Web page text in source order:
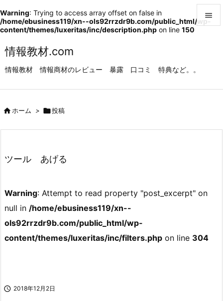
Warning: Trying to access array offset on false in
/home/ebusiness119/xn--ols92rrzdr9b.com/public_html/wp-
content/themes/luxeritas/inc/description.php on line 150
情報教材.com
情報教材 情報商材のレビュー 暴露 口コミ 特典など。。


ホーム > 投稿
ツール あげる
Warning: Attempt to read property "post_excerpt" on
null in /home/ebusiness119/xn--
ols92rrzdr9b.com/public_html/wp-
content/themes/luxeritas/inc/filters.php on line 304
 2018年12月2日